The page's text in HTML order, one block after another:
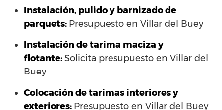
Instalación, pulido y barnizado de
parquets: Presupuesto en Villar del Buey
Instalación de tarima maciza y
flotante:Solicita presupuesto en Villar del
Buey
Colocación de tarimas interiores y
exteriores: Presupuesto en Villar del Buey